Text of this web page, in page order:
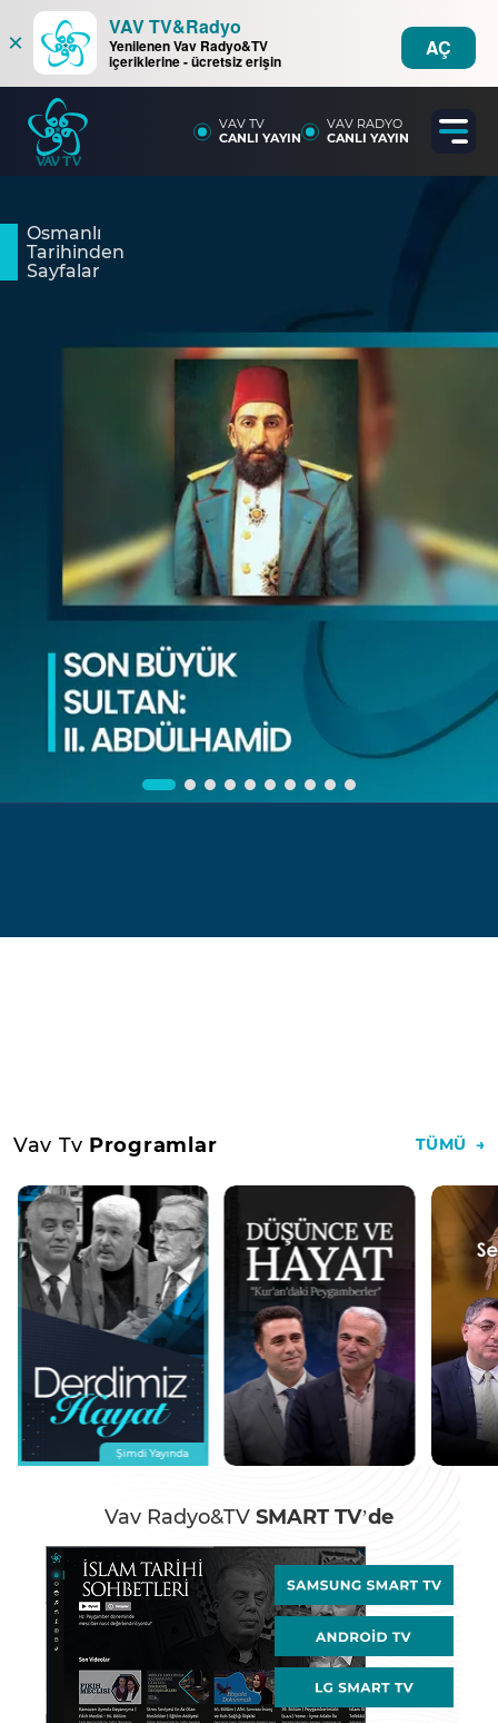
×
VAV TV&Radyo
Yenilenen Vav Radyo&TV
içeriklerine - ücretsiz erişin
AÇ
VAV TV
CANLI YAYIN
VAV RADYO
CANLI YAYIN
Osmanlı
Tarihinden
Sayfalar
Vav Tv Programlar TÜMÜ
Şimdi Yayında
Vav Radyo&TV SMART TV’de